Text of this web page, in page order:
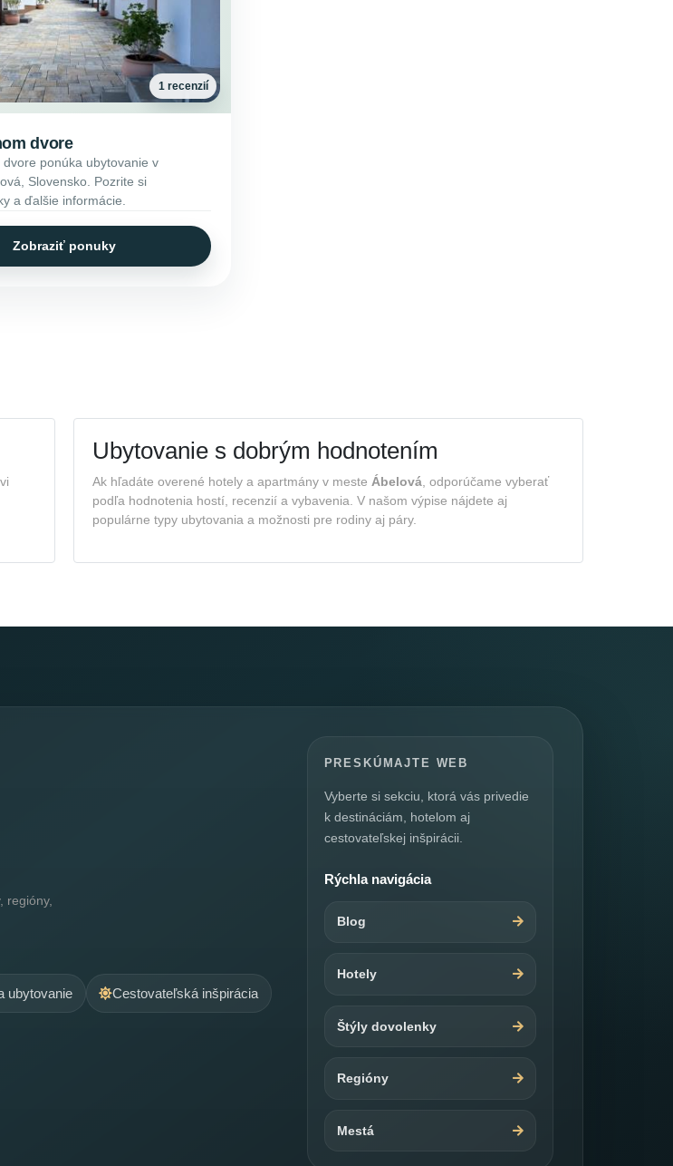
1 recenzií
dvore
dvore ponúka ubytovanie v
Slovensko. Pozrite si
a ďalšie informácie.
Zobraziť ponuky
Ubytovanie s dobrým hodnotením
Ak hľadáte overené hotely a apartmány v meste Ábelová, odporúčame vyberať
podľa hodnotenia hostí, recenzií a vybavenia. V našom výpise nájdete aj
populárne typy ubytovania a možnosti pre rodiny aj páry.
regióny,
ubytovanie Cestovateľská inšpirácia
PRESKÚMAJTE WEB
Vyberte si sekciu, ktorá vás privedie
k destináciám, hotelom aj
cestovateľskej inšpirácii.
Rýchla navigácia
Blog
Hotely
Štýly dovolenky
Regióny
Mestá